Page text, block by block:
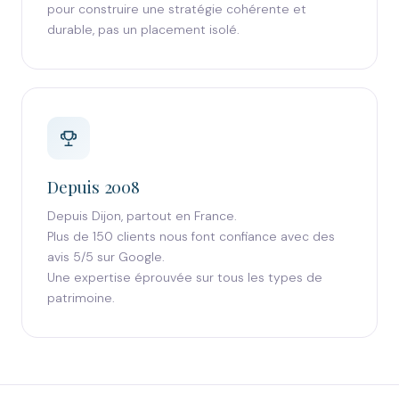
pour construire une stratégie cohérente et
durable, pas un placement isolé.
Depuis 2008
Depuis Dijon, partout en France.
Plus de 150 clients nous font confiance avec des
avis 5/5 sur Google.
Une expertise éprouvée sur tous les types de
patrimoine.